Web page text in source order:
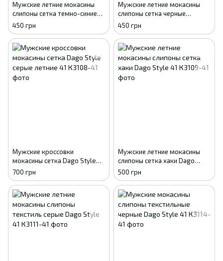
Мужские летние мокасины
слипоны сетка темно-синие
GIPANIS 41
450 грн
Мужские летние мокасины
слипоны сетка черные
GIPANIS 41
450 грн
Мужские кроссовки
мокасины сетка Dago Style
серые летние 41
700 грн
Мужские летние мокасины
слипоны сетка хаки Dago
Style 41
500 грн